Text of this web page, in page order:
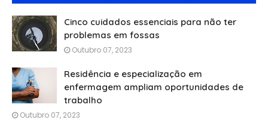
Cinco cuidados essenciais para não ter
problemas em fossas
Outubro 07, 2023
Residência e especialização em
enfermagem ampliam oportunidades de
trabalho
Outubro 07, 2023